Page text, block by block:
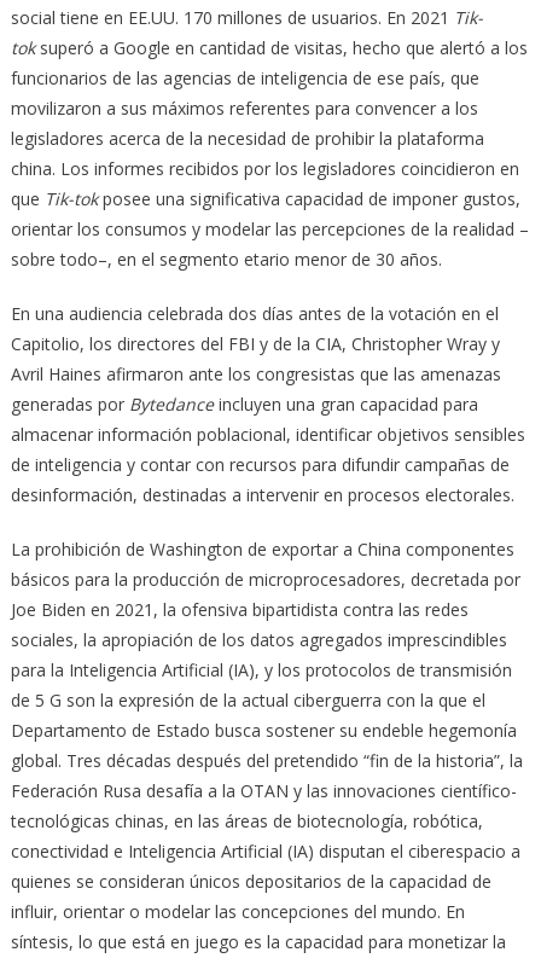
social tiene en EE.UU. 170 millones de usuarios. En 2021 Tik-
toksuperó a Google en cantidad de visitas, hecho que alertó a los
funcionarios de las agencias de inteligencia de ese país, que
movilizaron a sus máximos referentes para convencer a los
legisladores acerca de la necesidad de prohibir la plataforma
china. Los informes recibidos por los legisladores coincidieron en
que Tik-tokposee una significativa capacidad de imponer gustos,
orientar los consumos y modelar las percepciones de la realidad –
sobre todo–, en el segmento etario menor de 30 años.
En una audiencia celebrada dos días antes de la votación en el
Capitolio, los directores del FBI y de la CIA, Christopher Wray y
Avril Haines afirmaron ante los congresistas que las amenazas
generadas por Bytedanceincluyen una gran capacidad para
almacenar información poblacional, identificar objetivos sensibles
de inteligencia y contar con recursos para difundir campañas de
desinformación, destinadas a intervenir en procesos electorales.
La prohibición de Washington de exportar a China componentes
básicos para la producción de microprocesadores, decretada por
Joe Biden en 2021, la ofensiva bipartidista contra las redes
sociales, la apropiación de los datos agregados imprescindibles
para la Inteligencia Artificial (IA), y los protocolos de transmisión
de 5 G son la expresión de la actual ciberguerra con la que el
Departamento de Estado busca sostener su endeble hegemonía
global. Tres décadas después del pretendido “fin de la historia”, la
Federación Rusa desafía a la OTAN y las innovaciones científico-
tecnológicas chinas, en las áreas de biotecnología, robótica,
conectividad e Inteligencia Artificial (IA) disputan el ciberespacio a
quienes se consideran únicos depositarios de la capacidad de
influir, orientar o modelar las concepciones del mundo. En
síntesis, lo que está en juego es la capacidad para monetizar la